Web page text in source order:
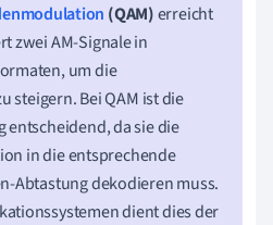
(QAM)erreicht
zwei AM-Signale in
um die
steigern. Bei QAM ist die
entscheidend, da sie die
in die entsprechende
Abtastung dekodieren muss.
dient dies der